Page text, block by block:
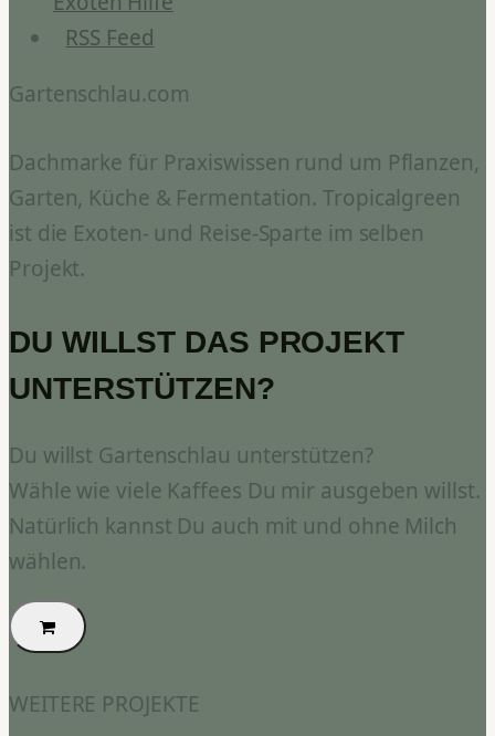
RSS Feed
Gartenschlau.com
Dachmarke für Praxiswissen rund um Pflanzen,
Garten, Küche & Fermentation. Tropicalgreen
ist die Exoten- und Reise-Sparte im selben
Projekt.
DU WILLST DAS PROJEKT
UNTERSTÜTZEN?
Du willst Gartenschlau unterstützen?
Wähle wie viele Kaffees Du mir ausgeben willst.
Natürlich kannst Du auch mit und ohne Milch
wählen.
WEITERE PROJEKTE